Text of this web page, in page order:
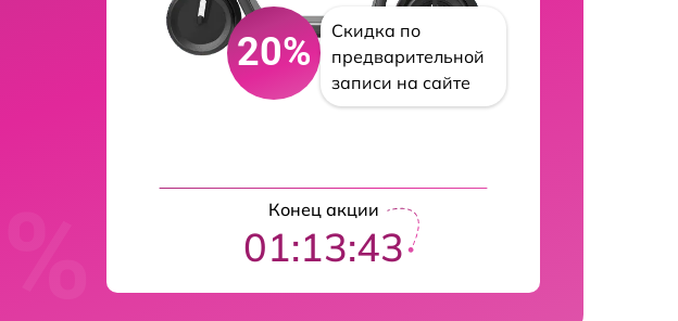
20%
Скидка по
предварительной
записи на сайте
Конец акции
01:13:42